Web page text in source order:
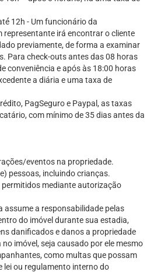
12h - Um funcionário da
representante irá encontrar o cliente
previamente, de forma a examinar
Para check-outs antes das 08 horas
conveniência e após às 18:00 horas
a diária e uma taxa de
PagSeguro e Paypal, as taxas
com mínimo de 35 dias antes da
eventos na propriedade.
pessoas, incluindo crianças.
mediante autorização
assume a responsabilidade pelas
do imóvel durante sua estadia,
danificados e danos a propriedade
imóvel, seja causado por ele mesmo
como multas que possam
lei ou regulamento interno do